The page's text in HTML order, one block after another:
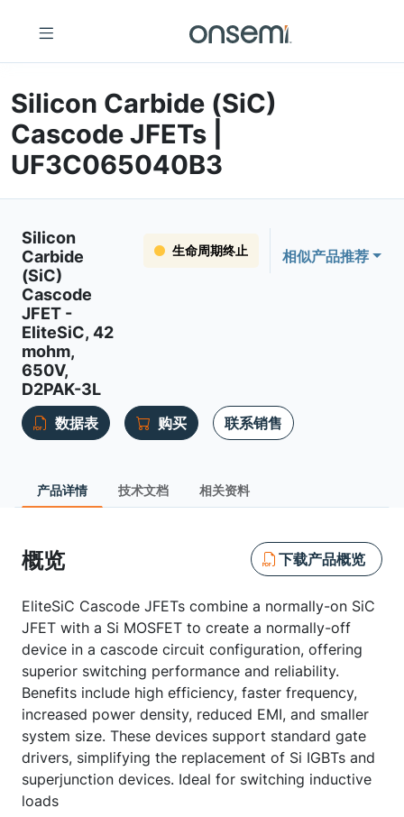
Silicon Carbide (SiC)
Cascode JFETs |
UF3C065040B3
Silicon
Carbide
(SiC)
Cascode
JFET -
EliteSiC, 42
mohm,
650V,
D2PAK-3L
生命周期终止 相似产品推荐
数据表 购买 联系销售
产品详情 技术文档 相关资料
概览 下载产品概览
EliteSiC Cascode JFETs combine a normally-on SiC
JFET with a Si MOSFET to create a normally-off
device in a cascode circuit configuration, offering
superior switching performance and reliability.
Benefits include high efficiency, faster frequency,
increased power density, reduced EMI, and smaller
system size. These devices support standard gate
drivers, simplifying the replacement of Si IGBTs and
superjunction devices. Ideal for switching inductive
loads